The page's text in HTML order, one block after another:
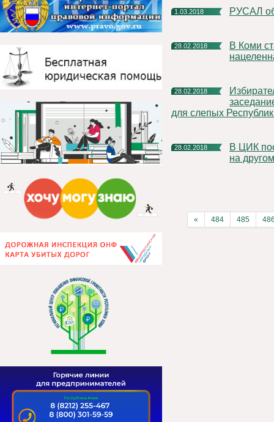
1.03.2018 РУСАЛ
28.02.2018
В Коми стартовала вторая волна информирования,
28.02.2018
Избирательная комиссия Республики Коми провела
для слепых
28.02.2018
В ЦИК поступило более миллиона заявлений на голосование
на
« 484 485